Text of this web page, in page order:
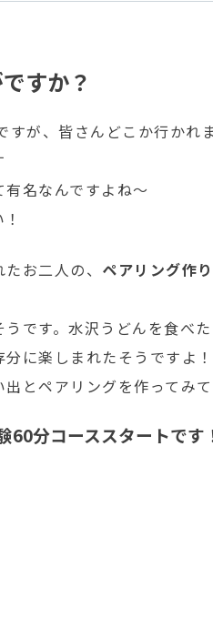
すか？
が、皆さんどこか行かれ
名なんですよね～
お二人の、 ペアリング作
です。水沢うどんを食べ
に楽しまれたそうですよ！
とペアリングを作ってみ
60分コーススタートです